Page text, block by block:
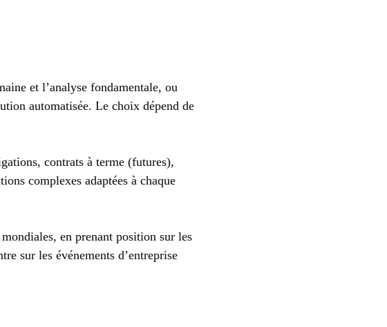
et l’analyse fondamentale, ou
automatisée. Le choix dépend de
contrats à terme (futures),
complexes adaptées à chaque
en prenant position sur les
sur les événements d’entreprise